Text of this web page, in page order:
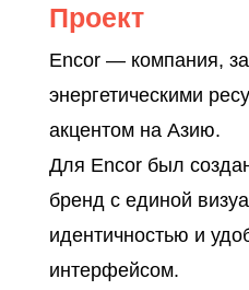
Проект
Encor — компания,
энергетическими
акцентом на Азию.
Для Encor был
бренд с единой
идентичностью и
интерфейсом.